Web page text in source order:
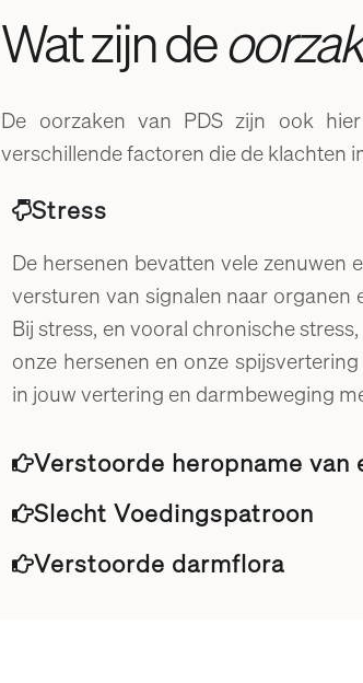
Wat zijn de
De oorzaken van PDS zijn ook
verschillende factoren die de klachten
Stress
De hersenen bevatten vele zenuwen
versturen van signalen naar organen
Bij stress, en vooral chronische
onze hersenen en onze
in jouw vertering en darmbeweging
Verstoorde heropname
Slecht Voedingspatroon
Verstoorde darmflora